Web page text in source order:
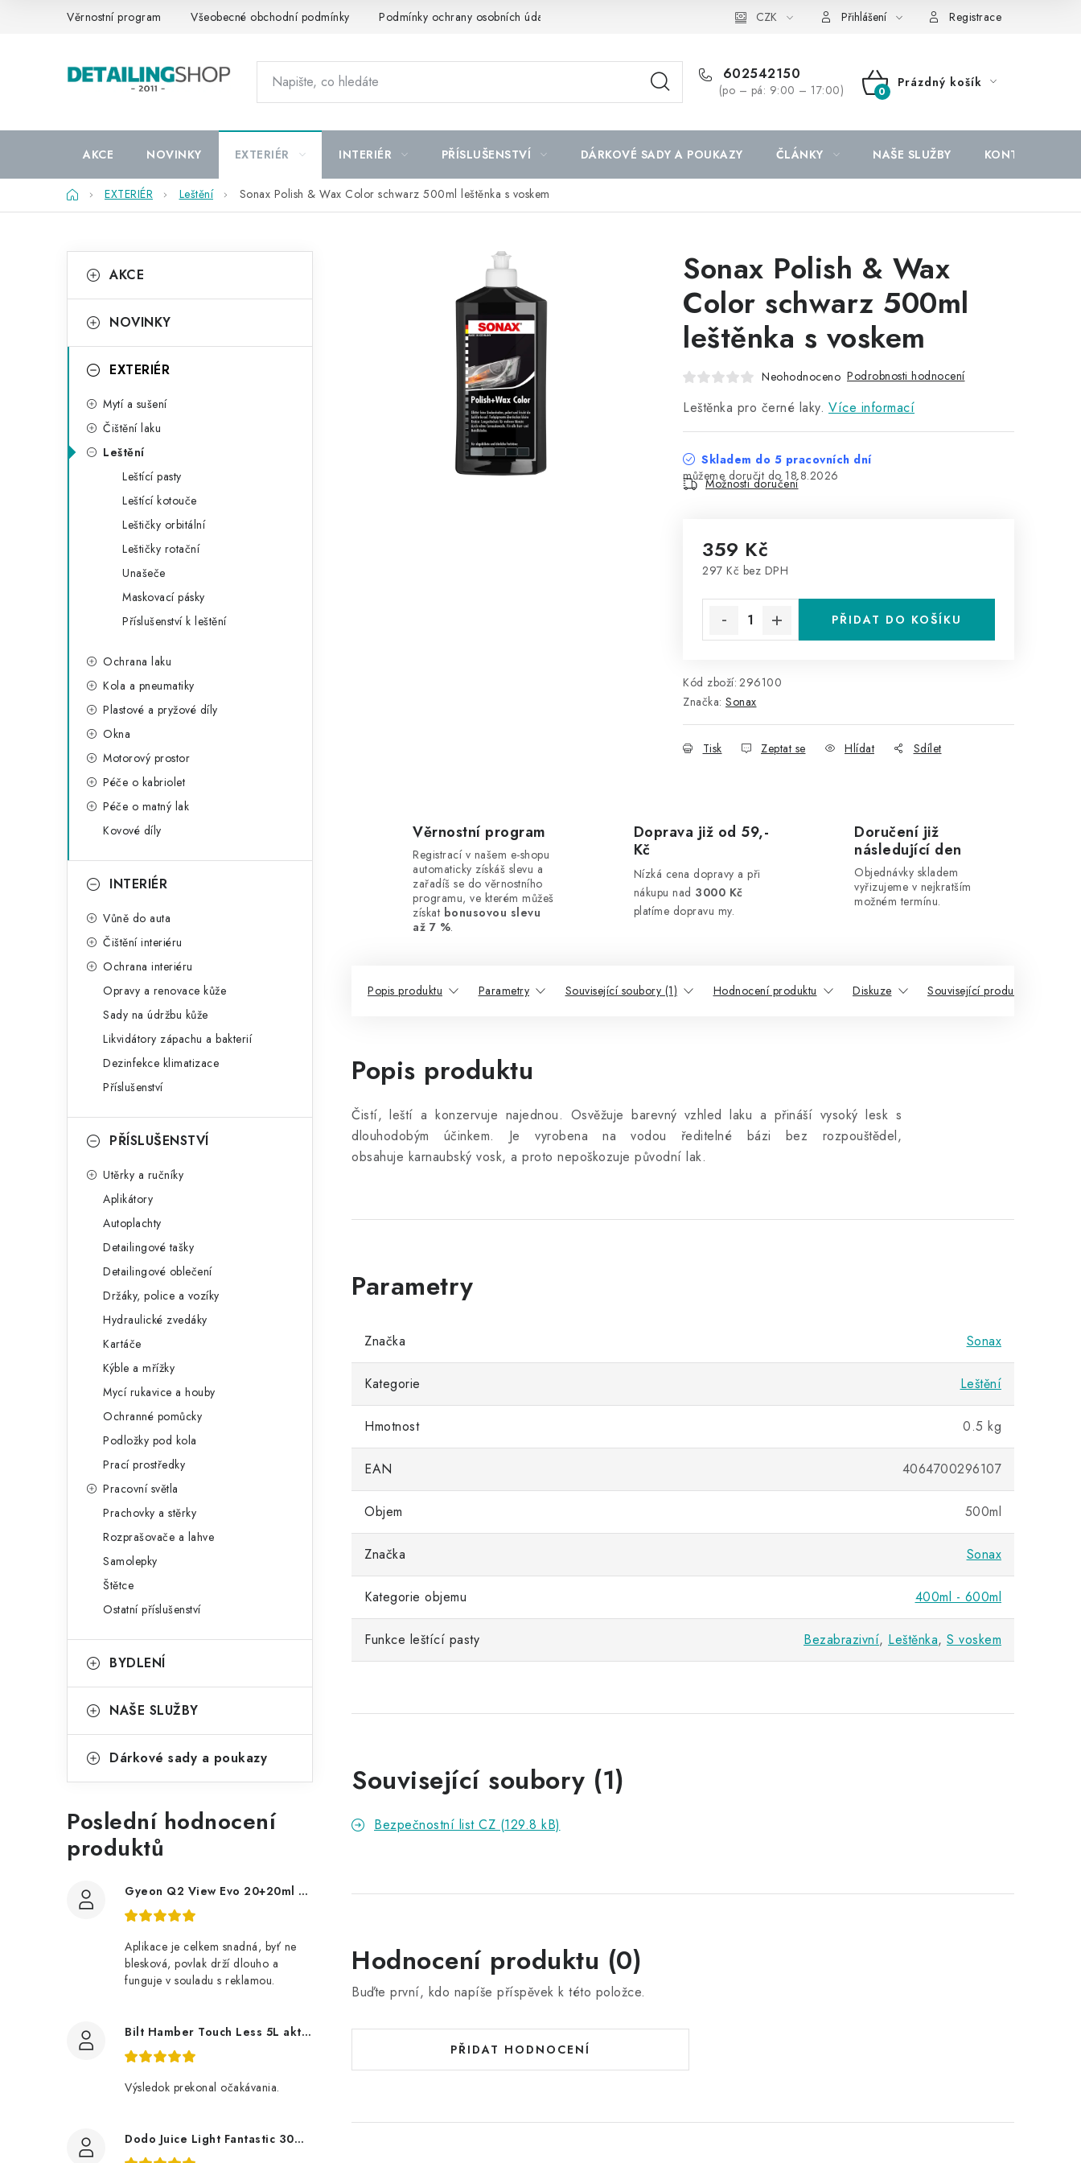
Věrnostní program Všeobecné obchodní podmínky Podmínky ochrany osobních údajů CZK Přihlášení Registrace
602542150
(po – pá: 9:00 – 17:00)
NÁKUPNÍ
Prázdný košík
AKCE NOVINKY EXTERIÉR INTERIÉR PŘÍSLUŠENSTVÍ DÁRKOVÉ SADY A POUKAZY ČLÁNKY NAŠE SLUŽBY KONTAKTY
DomůEXTERIÉR Leštění Sonax Polish & Wax Color schwarz 500ml leštěnka s voskem
o
t
n
kategorie
a
e
i
AKCE
NOVINKY
EXTERIÉR
Mytí a sušení
Čištění laku
Leštění
Leštící pasty
Leštící kotouče
Leštičky orbitální
Leštičky rotační
Unašeče
Maskovací pásky
Příslušenství k leštění
Ochrana laku
Kola a pneumatiky
Plastové a pryžové díly
Okna
Motorový prostor
Péče o kabriolet
Péče o matný lak
Kovové díly
INTERIÉR
Vůně do auta
Čištění interiéru
Ochrana interiéru
Opravy a renovace kůže
Sady na údržbu kůže
Likvidátory zápachu a bakterií
Dezinfekce klimatizace
Příslušenství
PŘÍSLUŠENSTVÍ
Utěrky a ručníky
Aplikátory
Autoplachty
Detailingové tašky
Detailingové oblečení
Držáky, police a vozíky
Hydraulické zvedáky
Kartáče
Kýble a mřížky
Mycí rukavice a houby
Ochranné pomůcky
Podložky pod kola
Prací prostředky
Pracovní světla
Prachovky a stěrky
Rozprašovače a lahve
Samolepky
Štětce
Ostatní příslušenství
BYDLENÍ
NAŠE SLUŽBY
Dárkové sady a poukazy
Poslední hodnocení
produktů
Gyeon Q2 View Evo 20+20ml nanopovlak na okna
Aplikace je celkem snadná, byť ne
blesková, povlak drží dlouho a
funguje v souladu s reklamou.
Bilt Hamber Touch Less 5L aktivní pěna
Výsledok prekonal očakávania.
Dodo Juice Light Fantastic 30ml měkký vosk
Sonax Polish & Wax
Color schwarz 500ml
leštěnka s voskem
Neohodnoceno Podrobnosti hodnocení
Leštěnka pro černé laky. Více informací
Skladem do 5 pracovních dní
18.8.2026
Možnosti doručení
359 Kč
297 Kč bez DPH
PŘIDAT DO KOŠÍKU
Kód zboží: 296100
Značka: Sonax
Tisk Zeptat se Hlídat Sdílet
Věrnostní program
Registrací v našem e-shopu
automaticky získáš slevu a
zařadíš se do věrnostního
programu, ve kterém můžeš
získat bonusovou slevu
až 7 %.
Doprava již od 59,-
Kč
Nízká cena dopravy a při
nákupu nad 3000 Kč
platíme dopravu my.
Doručení již
následující den
Objednávky skladem
vyřizujeme v nejkratším
možném termínu.
Popis produktu Parametry Související soubory (1) Hodnocení produktu Diskuze Související produkty
Popis produktu
Čistí, leští a konzervuje najednou. Osvěžuje barevný vzhled laku a přináší vysoký lesk s
dlouhodobým účinkem. Je vyrobena na vodou ředitelné bázi bez rozpouštědel,
obsahuje karnaubský vosk, a proto nepoškozuje původní lak.
Značka Sonax
Kategorie Leštění
Hmotnost 0.5 kg
EAN 4064700296107
Objem 500ml
Značka Sonax
Kategorie objemu 400ml - 600ml
Funkce leštící pasty Bezabrazivní, Leštěnka, S voskem
Související soubory (1)
Bezpečnostní list CZ (129.8 kB)
Hodnocení produktu (0)
Buďte první, kdo napíše příspěvek k této položce.
PŘIDAT HODNOCENÍ